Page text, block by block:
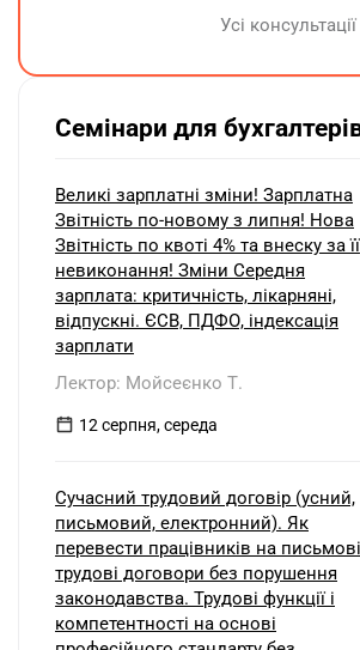
невикористаних днів відпустки при
Усі консультації
Семінари для
Великі зарплатні зміни! Зарплатна
Звітність по-новому з липня! Нова
Звітність по квоті 4% та внеску за її
невиконання! Зміни Середня
зарплата: критичність, лікарняні,
відпускні. ЄСВ, ПДФО, індексація
зарплати
Лектор: Мойсеєнко Т.
12 серпня, середа
Сучасний трудовий договір (усний,
письмовий, електронний). Як
перевести працівників на письмові
трудові договори без порушення
законодавства. Трудові функції і
компетентності на основі